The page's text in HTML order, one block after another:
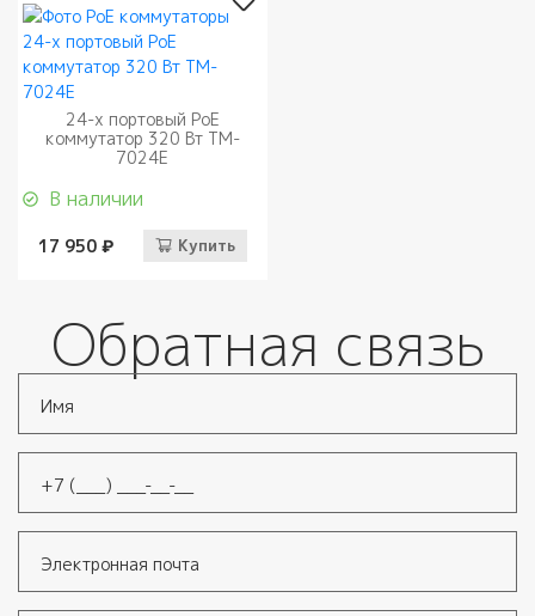
24-х портовый PoE
коммутатор 320 Вт TM-
7024E
В наличии
17 950 ₽ Купить
Обратная связь